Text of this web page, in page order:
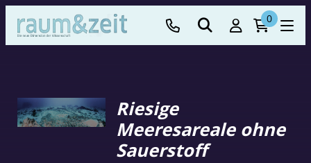
0
Riesige
Meeresareale ohne
Sauerstoff